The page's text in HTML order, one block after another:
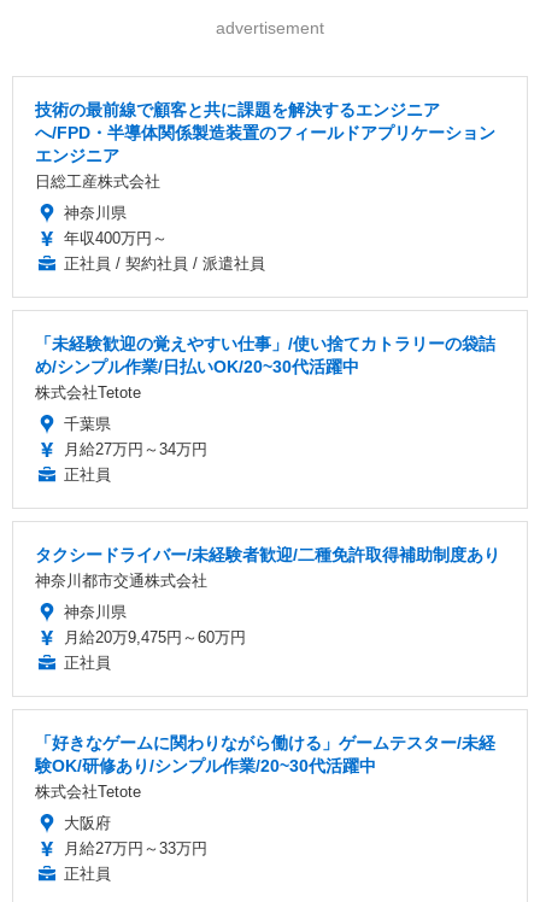
advertisement
技術の最前線で顧客と共に課題を解決するエンジニア
へ/FPD・半導体関係製造装置のフィールドアプリケーション
エンジニア
日総工産株式会社
神奈川県
年収400万円～
正社員 / 契約社員 / 派遣社員
「未経験歓迎の覚えやすい仕事」/使い捨てカトラリーの袋詰
め/シンプル作業/日払いOK/20~30代活躍中
株式会社Tetote
千葉県
月給27万円～34万円
正社員
タクシードライバー/未経験者歓迎/二種免許取得補助制度あり
神奈川都市交通株式会社
神奈川県
月給20万9,475円～60万円
正社員
「好きなゲームに関わりながら働ける」ゲームテスター/未経
験OK/研修あり/シンプル作業/20~30代活躍中
株式会社Tetote
大阪府
月給27万円～33万円
正社員